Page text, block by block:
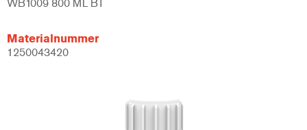
WB1009 800 ML BT
Materialnummer
1250043420